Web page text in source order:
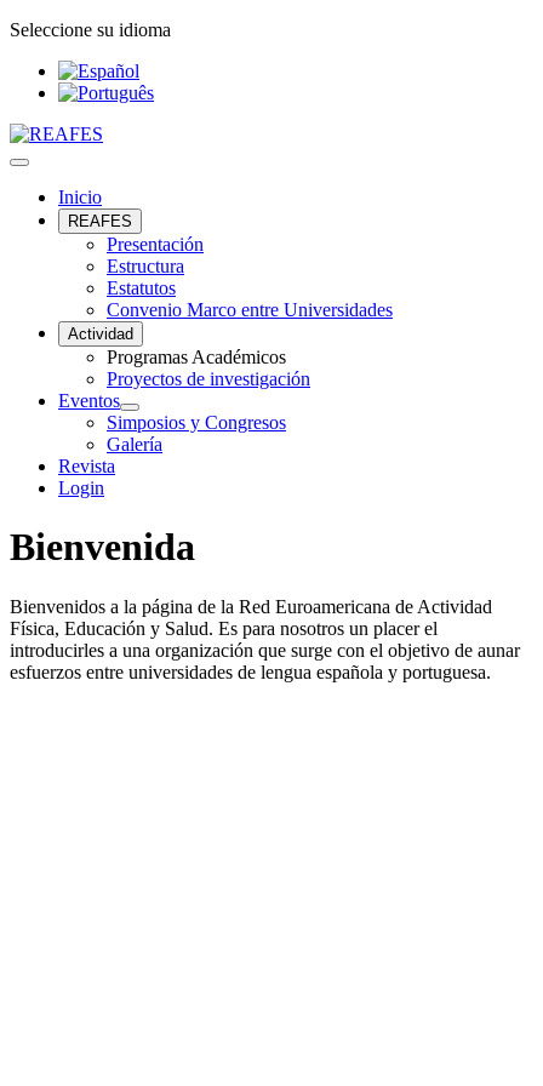
Seleccione su idioma
Inicio
REAFES
Presentación
Estructura
Estatutos
Convenio Marco entre Universidades
Actividad
Programas Académicos
Proyectos de investigación
Eventos
Simposios y Congresos
Galería
Revista
Login
Bienvenida
Bienvenidos a la página de la Red Euroamericana de Actividad
Física, Educación y Salud. Es para nosotros un placer el
introducirles a una organización que surge con el objetivo de aunar
esfuerzos entre universidades de lengua española y portuguesa.